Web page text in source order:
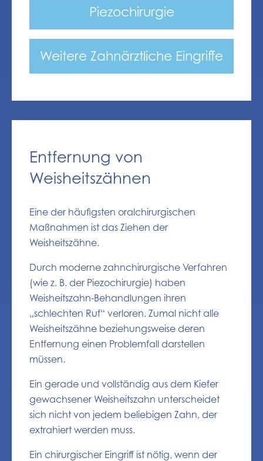
Piezochirurgie
Weitere Zahnärztliche Eingriffe
Entfernung von
Weisheitszähnen
Eine der häufigsten oralchirurgischen
Maßnahmen ist das Ziehen der
Weisheitszähne.
Durch moderne zahnchirurgische Verfahren
(wie z. B. der Piezochirurgie) haben
Weisheitszahn-Behandlungen ihren
„schlechten Ruf“ verloren. Zumal nicht alle
Weisheitszähne beziehungsweise deren
Entfernung einen Problemfall darstellen
müssen.
Ein gerade und vollständig aus dem Kiefer
gewachsener Weisheitszahn unterscheidet
sich nicht von jedem beliebigen Zahn, der
extrahiert werden muss.
Ein chirurgischer Eingriff ist nötig, wenn der